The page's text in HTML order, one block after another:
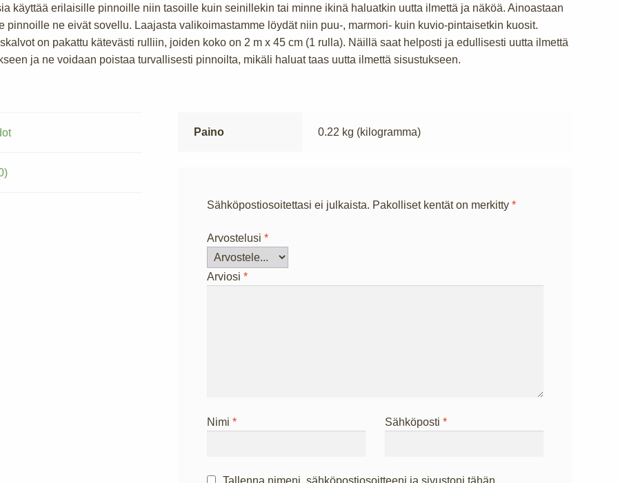
käyttää erilaisille pinnoille niin tasoille kuin seinillekin tai minne ikinä haluatkin uutta ilmettä ja näköä. Ainoastaan
pinnoille ne eivät sovellu. Laajasta valikoimastamme löydät niin puu-, marmori- kuin kuvio-pintaisetkin kuosit.
on pakattu kätevästi rulliin, joiden koko on 2 m x 45 cm (1 rulla). Näillä saat helposti ja edullisesti uutta ilmettä
ja ne voidaan poistaa turvallisesti pinnoilta, mikäli haluat taas uutta ilmettä sisustukseen.
Paino 0.22 kg (kilogramma)
Sähköpostiosoitettasi ei julkaista. Pakolliset kentät on merkitty*
Arvostelusi*
Arviosi*
Nimi* Sähköposti*